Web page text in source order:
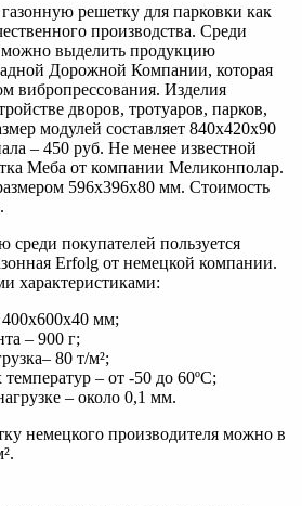
решетку для парковки как
производства. Среди
можно выделить продукцию
Дорожной Компании, которая
вибропрессования. Изделия
дворов, тротуаров, парков,
модулей составляет 840х420х90
– 450 руб. Не менее известной
Меба от компании Меликонполар.
596х396х80 мм. Стоимость
покупателей пользуется
Еrfolg от немецкой компании.
характеристиками:
мм;
– 900 г;
80 т/м²;
температур – от -50 до 60ºС;
– около 0,1 мм.
немецкого производителя можно в